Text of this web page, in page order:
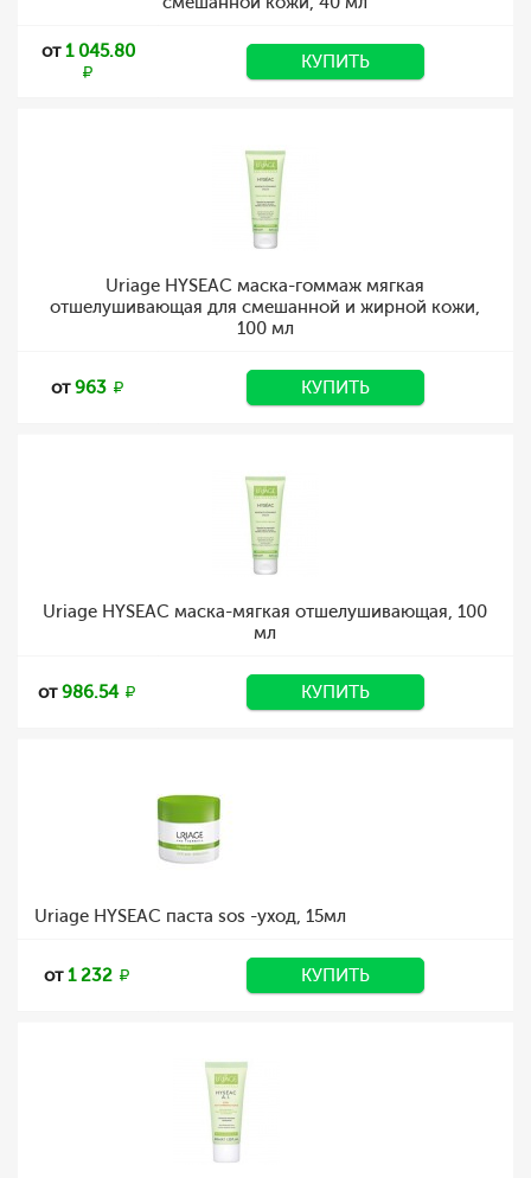
от1 045.80 КУПИТЬ
Uriage HYSEAC маска-гоммаж мягкая
отшелушивающая для смешанной и жирной кожи,
100 мл
от963 КУПИТЬ
Uriage HYSEAC маска-мягкая отшелушивающая, 100
мл
от986.54 КУПИТЬ
Uriage HYSEAC паста sos -уход, 15мл
от1 232 КУПИТЬ